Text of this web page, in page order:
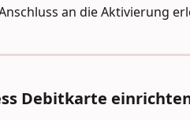
an die Aktivierung
Debitkarte